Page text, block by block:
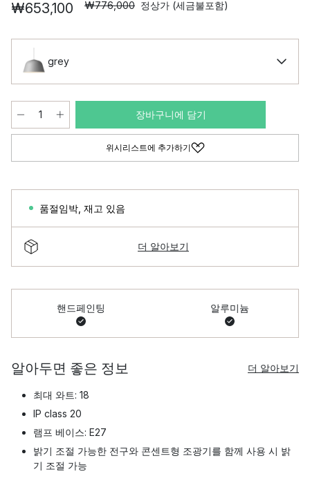
₩653,100 ₩776,000 정상가 (세금불포함)
grey
장바구니에 담기
위시리스트에 추가하기
품절임박 재고 있음
더 알아보기
핸드페인팅 알루미늄
알아두면 좋은 정보 더 알아보기
최대 와트: 18
IP class 20
램프 베이스: E27
밝기 조절 가능한 전구와 콘센트형 조광기를 함께 사용 시 밝
기 조절 가능